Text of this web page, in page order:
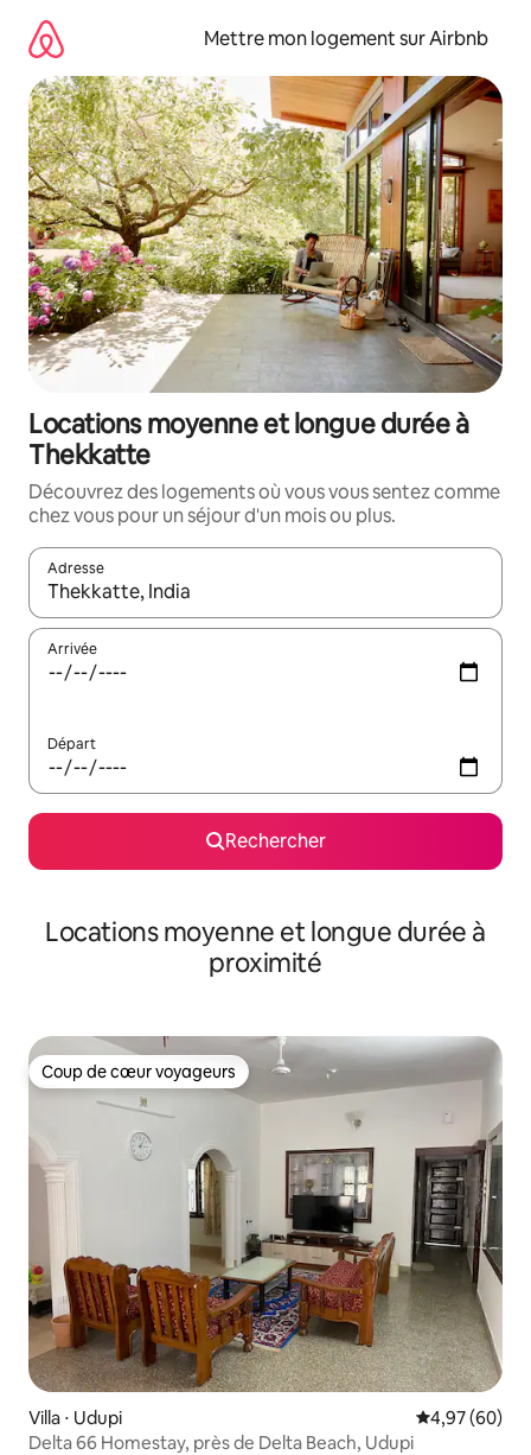
directement
contenu
Mettre mon logement sur Airbnb
Locations moyenne et longue durée à
Thekkatte
Découvrez des logements où vous vous sentez comme
chez vous pour un séjour d'un mois ou plus.
Adresse
Lorsque les résultats s'affichent, utilisez les flèches vers le
Arrivée
Départ
Rechercher
Locations moyenne et longue durée à
proximité
Coup de cœur voyageurs
Coup de cœur voyageurs
Villa ⋅ Udupi Évaluation
4,97 (60)
Delta 66 Homestay, près de Delta Beach, Udupi